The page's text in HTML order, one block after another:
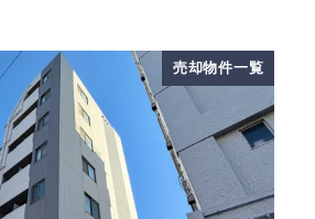
売却物件一覧